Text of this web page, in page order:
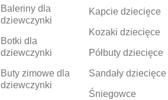
Baleriny dla
dziewczynki
Botki dla
dziewczynki
Buty zimowe dla
dziewczynki
Kapcie dziecięce
Kozaki dziecięce
Półbuty dziecięce
Sandały dziecięce
Śniegowce